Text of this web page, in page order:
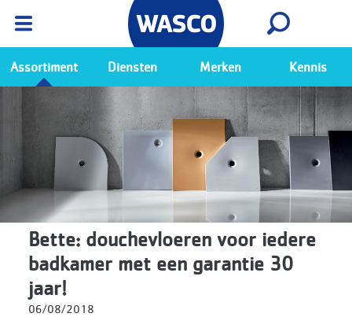
Ga naar de Wasco app
Bekijk
Assortiment Diensten Merken Kennis
Bette: douchevloeren voor iedere
badkamer met een garantie 30
jaar!
06/08/2018